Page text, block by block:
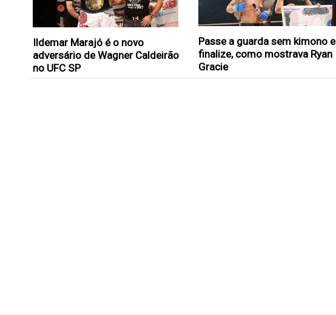
Ildemar Marajó é o novo
adversário de Wagner Caldeirão
no UFC SP
Passe a guarda sem kimono e
finalize, como mostrava Ryan
Gracie